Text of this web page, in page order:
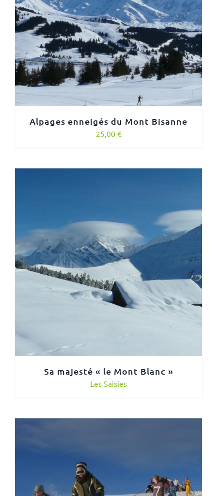
Alpages enneigés du Mont Bisanne
25,00 €
Sa majesté « le Mont Blanc »
Les Saisies